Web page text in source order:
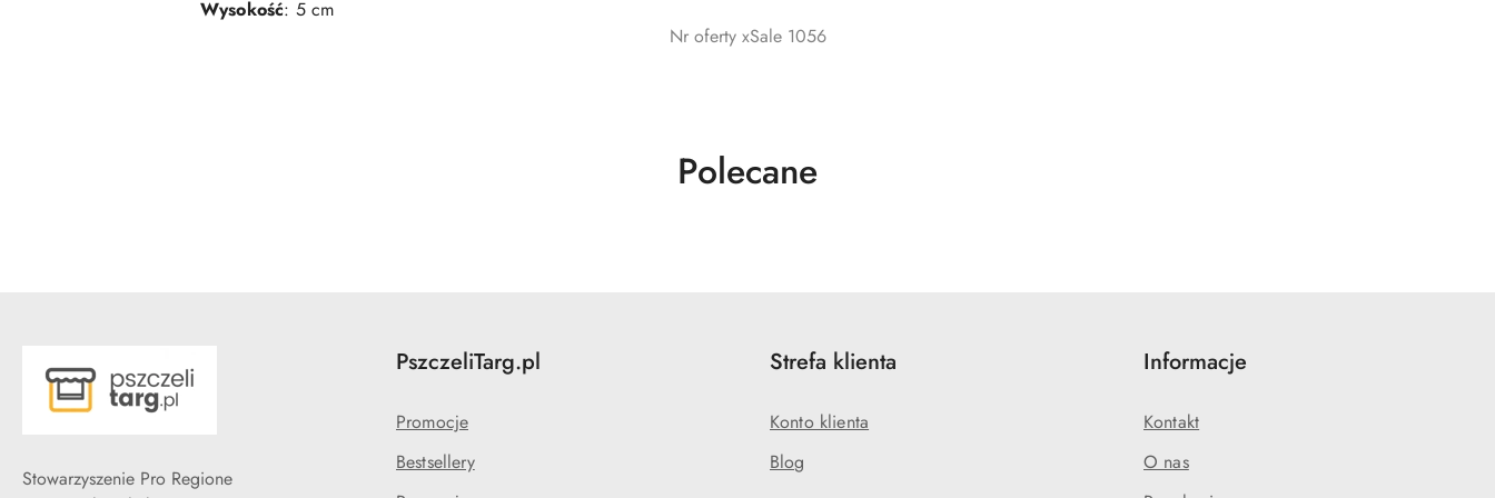
Wysokość: 5 cm
Nr oferty xSale 1056
Produkty
Polecane
Stowarzyszenie Pro Regione
PszczeliTarg.pl
Promocje
Bestsellery
Strefa klienta
Konto klienta
Blog
Informacje
Kontakt
O nas